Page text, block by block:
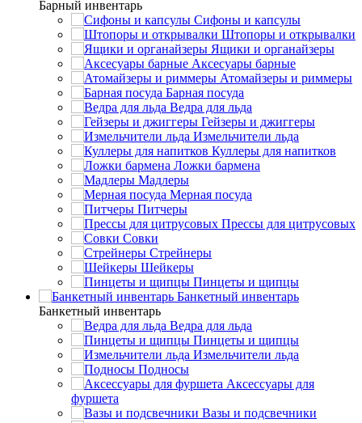
Барный инвентарь
Сифоны и капсулы
Штопоры и открывалки
Ящики и органайзеры
Аксесуары барные
Атомайзеры и риммеры
Барная посуда
Ведра для льда
Гейзеры и джиггеры
Измельчители льда
Куллеры для напитков
Ложки бармена
Мадлеры
Мерная посуда
Питчеры
Прессы для цитрусовых
Совки
Стрейнеры
Шейкеры
Пинцеты и щипцы
Банкетный инвентарь
Банкетный инвентарь
Ведра для льда
Пинцеты и щипцы
Измельчители льда
Подносы
Аксессуары для
фуршета
Вазы и подсвечники